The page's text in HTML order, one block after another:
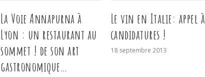
La Voie Annapurna à
Lyon : un restaurant au
sommet ! de son art
gastronomique…
Le vin en Italie: appel à
candidatures !
18 septembre 2013